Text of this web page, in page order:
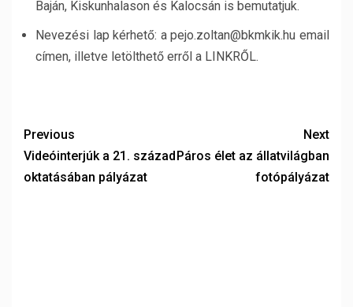
Baján, Kiskunhalason és Kalocsán is bemutatjuk.
Nevezési lap kérhető: a pejo.zoltan@bkmkik.hu email
címen, illetve letölthető erről a LINKRŐL.
Previous
Videóinterjúk a 21. század
oktatásában pályázat
Next
Páros élet az állatvilágban
fotópályázat